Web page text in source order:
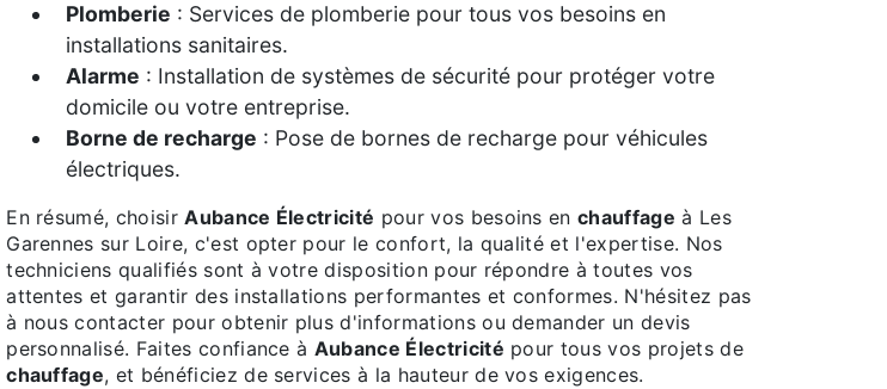
Plomberie : Services de plomberie pour tous vos besoins en
installations sanitaires.
Alarme : Installation de systèmes de sécurité pour protéger votre
domicile ou votre entreprise.
Borne de recharge : Pose de bornes de recharge pour véhicules
électriques.
En résumé, choisirAubance Électricité pour vos besoins enchauffage à Les
Garennes sur Loire, c'est opter pour le confort, la qualité et l'expertise. Nos
techniciens qualifiés sont à votre disposition pour répondre à toutes vos
attentes et garantir des installations performantes et conformes. N'hésitez pas
à nous contacter pour obtenir plus d'informations ou demander un devis
personnalisé. Faites confiance à Aubance Électricité pour tous vos projets de
chauffage, et bénéficiez de services à la hauteur de vos exigences.